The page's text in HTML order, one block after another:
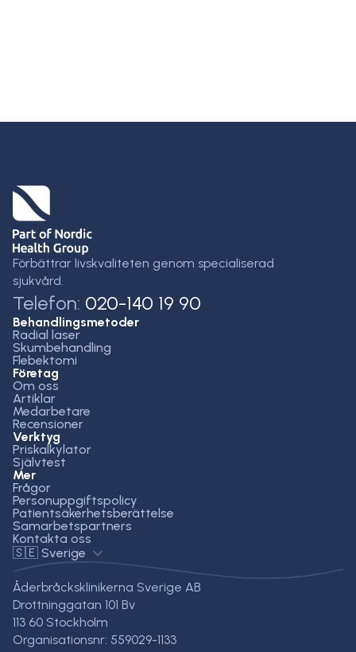
Förbättrar livskvaliteten genom specialiserad
sjukvård.
Telefon: 020-140 19 90
Behandlingsmetoder
Radial laser
Skumbehandling
Flebektomi
Företag
Om oss
Artiklar
Medarbetare
Recensioner
Verktyg
Priskalkylator
Självtest
Mer
Frågor
Personuppgiftspolicy
Patientsäkerhetsberättelse
Samarbetspartners
Kontakta oss
🇸🇪 Sverige
Åderbråcksklinikerna Sverige AB
Drottninggatan 101 Bv
113 60 Stockholm
Organisationsnr: 559029-1133